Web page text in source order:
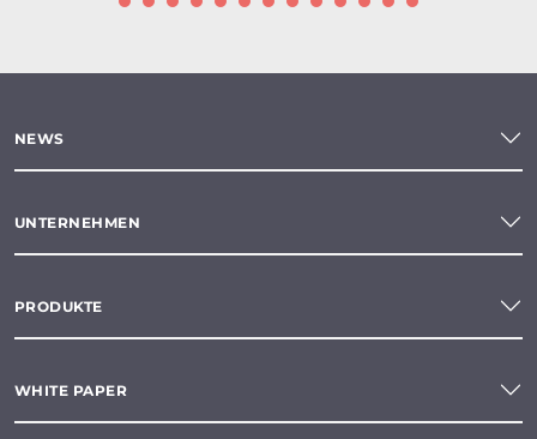
NEWS
UNTERNEHMEN
PRODUKTE
WHITE PAPER